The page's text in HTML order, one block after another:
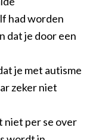
had worden
dat je door een
je met autisme
zeker niet
niet per se over